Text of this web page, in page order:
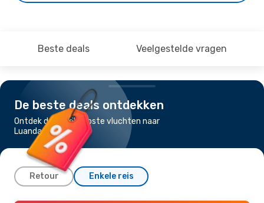
Beste deals Veelgestelde vragen
De beste deals ontdekken
Ontdek de goedkoopste vluchten naar
Luanda
Retour Enkele reis